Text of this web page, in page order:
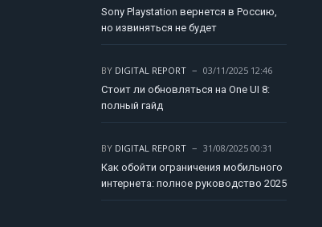
Sony Playstation вернется в Россию,
но извиняться не будет
BY DIGITAL REPORT
03/11/2025 12:46
Стоит ли обновляться на One UI 8:
полный гайд
BY DIGITAL REPORT
31/08/2025 00:31
Как обойти ограничения мобильного
интернета: полное руководство 2025